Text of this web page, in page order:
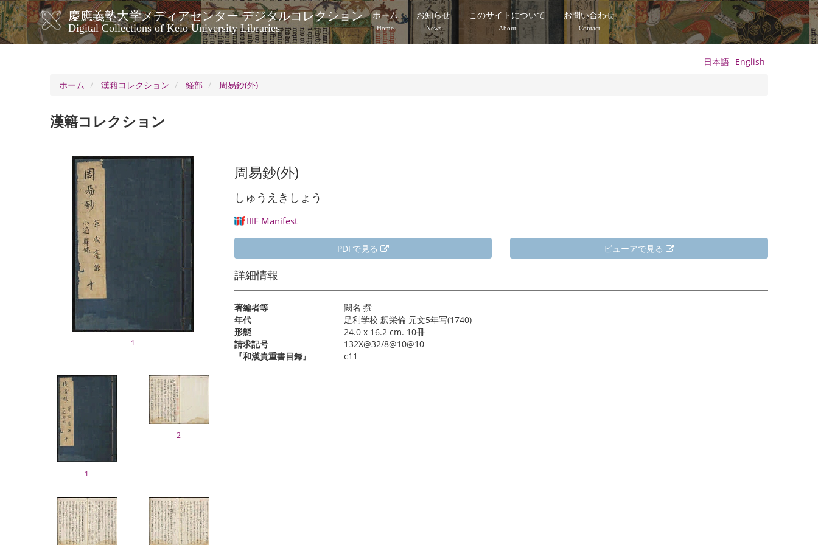
メ
イ
ン
コ
慶應義塾大学メディアセンター デジタルコレクション
Digital Collections of Keio University Libraries
メ
イ
ビ
ー
シ
ホーム
Home
お知らせ
News
このサイトについて
About
お問い合わせ
Contact
日本語 English
ホーム
漢籍コレクション 経部 周易鈔(外)
漢籍コレクション
1
1
2
周易鈔(外)
しゅうえきしょう
IIIF Manifest
PDFで見る ビューアで見る
詳細情報
著編者等
闕名 撰
年代
足利学校 釈栄倫 元文5年写(1740)
形態
24.0 x 16.2 cm. 10冊
請求記号
132X@32/8@10@10
『和漢貴重書目録』
c11